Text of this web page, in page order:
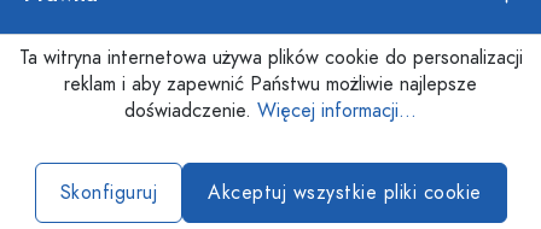
Ta witryna internetowa używa plików cookie do personalizacji
reklam i aby zapewnić Państwu możliwie najlepsze
doświadczenie. Więcej informacji...
Skonfiguruj Akceptuj wszystkie pliki cookie